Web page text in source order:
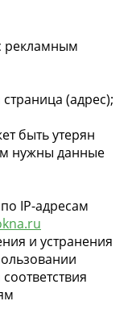
рекламным
(адрес);
быть утерян
нужны данные
IP-адресам
и устранения